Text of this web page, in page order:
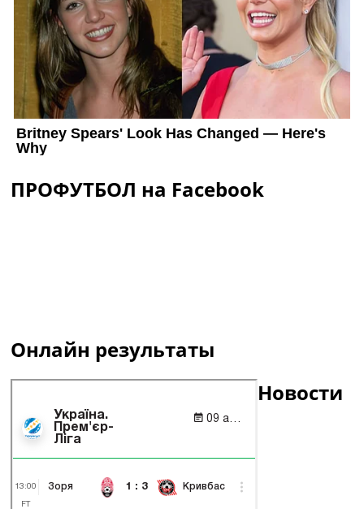
ПРОФУТБОЛ на Facebook
Онлайн результаты
Новости